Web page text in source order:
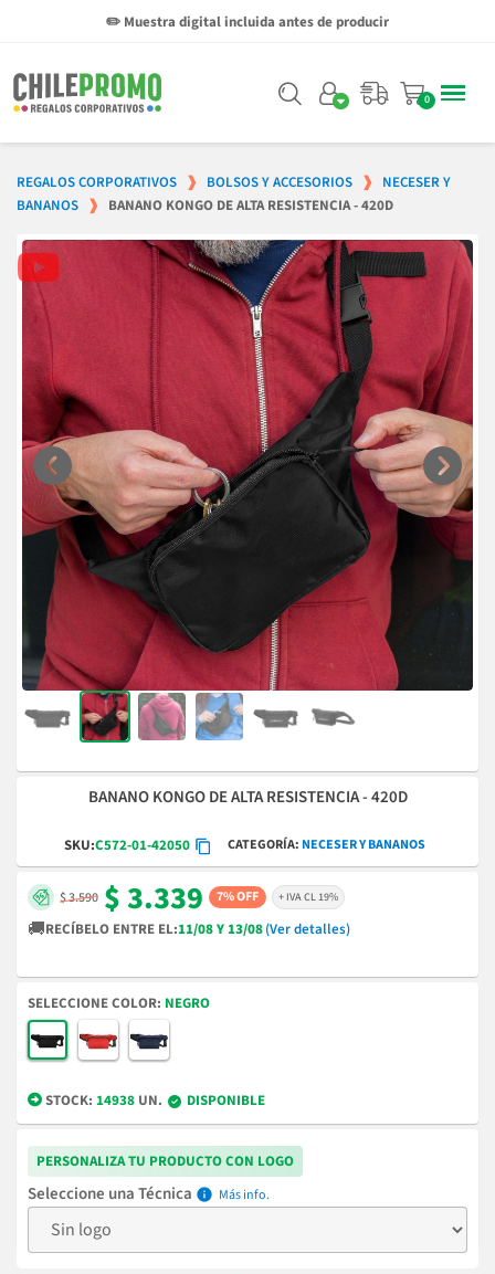
✏️ Muestra digital incluida antes de producir
REGALOS CORPORATIVOS BOLSOS Y ACCESORIOS
NECESER Y
BANANOS
BANANO KONGO DE ALTA RESISTENCIA - 420D
BANANO KONGO DE ALTA RESISTENCIA - 420D
SKU:C572-01-42050 CATEGORÍA NECESER Y BANANOS
$ 3.590 $ 3.339 7% OFF + IVA CL 19%
🚚RECÍBELO ENTRE EL:11/08 Y 13/08(Ver detalles)
COLOR NEGRO
STOCK: 14938 UN. DISPONIBLE
PERSONALIZA TU PRODUCTO CON LOGO
Técnica info